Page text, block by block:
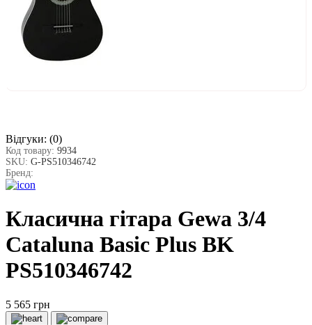
Відгуки: (0)
Код товару: 9934
SKU: G-PS510346742
Бренд:
Класична гітара Gewa 3/4
Cataluna Basic Plus BK
PS510346742
5 565 грн